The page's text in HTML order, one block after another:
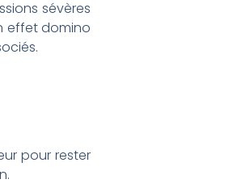
sévères
effet domino
pour rester